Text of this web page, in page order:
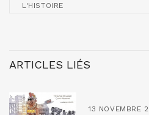
L'HISTOIRE
ARTICLES LIÉS
13 NOVEMBRE